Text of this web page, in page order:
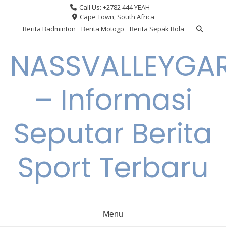
content
Call Us: +2782 444 YEAH
Cape Town, South Africa
Berita Badminton
Berita Motogp Berita Sepak Bola
– Informasi
Seputar Berita
Sport Terbaru
Menu